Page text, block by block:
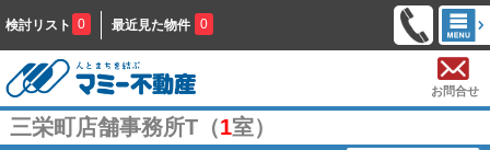
検討リスト 0 最近見た物件 0
お問合せ
三栄町店舗事務所T（1室）